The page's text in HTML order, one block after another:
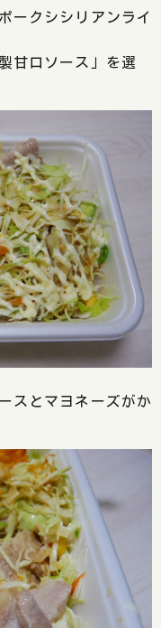
ークシシリアンライ
甘口ソース」を選
スとマヨネーズがか